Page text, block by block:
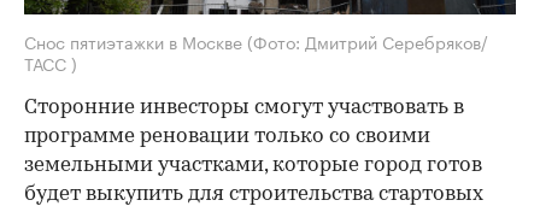
Снос пятиэтажки в Москве (Фото: Дмитрий Серебряков/
ТАСС )
Сторонние инвесторы смогут участвовать в
программе реновации только со своими
земельными участками, которые город готов
будет выкупить для строительства стартовых